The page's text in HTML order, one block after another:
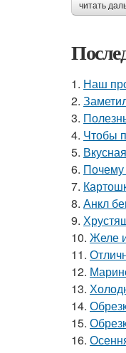
читать
1. Наш
2.
3.
4. Чтобы
5.
6. Почему
7.
8. Анкл
9.
10. Желе
11.
12.
13.
14.
15.
16.